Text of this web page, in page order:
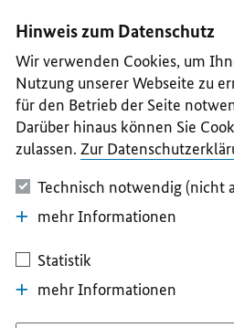
II
III
IV
V
Hinweis zum Datenschutz
Wir verwenden Cookies, um
Nutzung unserer Webseite zu
für den Betrieb der Seite
Darüber hinaus können Sie
zulassen. Zur
Technisch notwendig (nicht
mehr Informationen
Statistik
mehr Informationen